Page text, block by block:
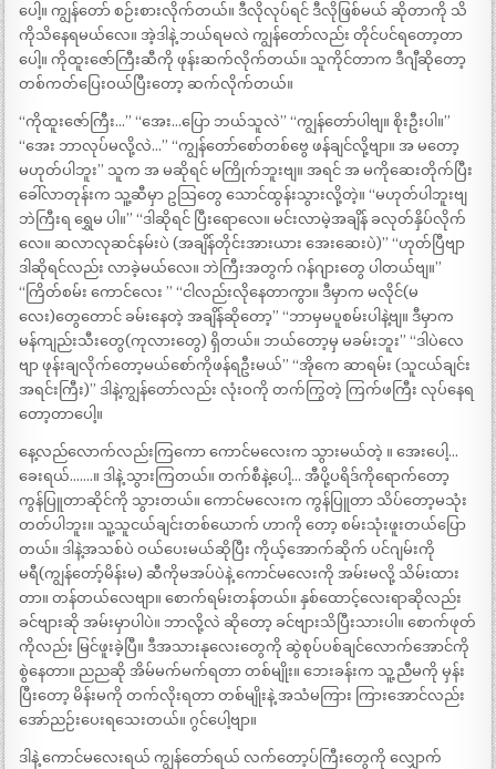
ပေါ့။ ကျွန်တော် စဉ်းစားလိုက်တယ်။ ဒီလိုလုပ်ရင် ဒီလိုဖြစ်မယ် ဆိုတာကို သိ
ကိုသိနေရမယ်လေ။ အဲ့ဒါနဲ့ ဘယ်ရမလဲ ကျွန်တော်လည်း တိုင်ပင်ရတော့တာ
ပေါ့။ ကိုထူးဇော်ကြီးဆီကို ဖုန်းဆက်လိုက်တယ်။ သူကိုင်တာက ဒီဂျီဆိုတော့
တစ်ကတ်ပြေးဝယ်ပြီးတော့ ဆက်လိုက်တယ်။
“ကိုထူးဇော်ကြီး…” “အေး…ပြော ဘယ်သူလဲ” “ကျွန်တော်ပါဗျ။ စိုးဦးပါ။”
“အေး ဘာလုပ်မလို့လဲ…” “ကျွန်တော်စော်တစ်ဗွေ ဖန်ချင်လို့ဗျာ။ အ မတော့
မဟုတ်ပါဘူး” သူက အ မဆိုရင် မကြိုက်ဘူးဗျ။ အရင် အ မကိုဆေးတိုက်ပြီး
ခေါ်လာတုန်းက သူ့ဆီမှာ ဥသြတွေ သောင်ထွန်းသွားလို့တဲ့။ “မဟုတ်ပါဘူးဗျ
ဘဲကြီးရ ရွှေမ ပါ။” “ဒါဆိုရင် ပြီးရောလေ။ မင်းလာမဲ့အချိန် ခလုတ်နှိပ်လိုက်
လေ။ ဆလာလုဆင်နမ်းပဲ (အချိန်တိုင်းအားယား အေးဆေးပဲ)” “ဟုတ်ပြီဗျာ
ဒါဆိုရင်လည်း လာခဲ့မယ်လေ။ ဘဲကြီးအတွက် ဂန်ဂျားတွေ ပါတယ်ဗျ။”
“ကြိတ်စမ်း ကောင်လေး ” “ငါလည်းလိုနေတာကွာ။ ဒီမှာက မလိုင်(မ
လေး)တွေတောင် ခမ်းနေတဲ့ အချိန်ဆိုတော့” “ဘာမှမပူစမ်းပါနဲ့ဗျ။ ဒီမှာက
မန်ကျည်းသီးတွေ(ကုလားတွေ) ရှိတယ်။ ဘယ်တော့မှ မခမ်းဘူး” “ဒါပဲလေ
ဗျာ ဖုန်းချလိုက်တော့မယ်စော်ကိုဖန်ရဦးမယ်” “အိုကေ ဆာရမ်း (သူငယ်ချင်း
အရင်းကြီး)” ဒါနဲ့ကျွန်တော်လည်း လုံးဝကို တက်ကြွတဲ့ ကြက်ဖကြီး လုပ်နေရ
တော့တာပေါ့။
နေ့လည်လောက်လည်းကြကော ကောင်မလေးက သွားမယ်တဲ့ ။ အေးပေါ့…
ခေးရယ်…….။ ဒါနဲ့ သွားကြတယ်။ တက်စီနဲ့ပေါ့… အီပို့ပရိဒ်ကိုရောက်တော့
ကွန်ပြူတာဆိုင်ကို သွားတယ်။ ကောင်မလေးက ကွန်ပြူတာ သိပ်တော့မသုံး
တတ်ပါဘူး။ သူ့သူငယ်ချင်းတစ်ယောက် ဟာကို တော့ စမ်းသုံးဖူးတယ်ပြော
တယ်။ ဒါနဲ့အသစ်ပဲ ဝယ်ပေးမယ်ဆိုပြီး ကိုယ့်အောက်ဆိုက် ပင်ဂျမ်းကို
မရီ(ကျွန်တော့်မိန်းမ) ဆီကိုမအပ်ပဲနဲ့ ကောင်မလေးကို အမ်းမလို့ သိမ်းထား
တာ။ တန်တယ်လေဗျာ။ စောက်ရမ်းတန်တယ်။ နှစ်ထောင့်လေးရာဆိုလည်း
ခင်ဗျားဆို အမ်းမှာပါပဲ။ ဘာလို့လဲ ဆိုတော့ ခင်ဗျားသိပြီးသားပါ။ စောက်ဖုတ်
ကိုလည်း မြင်ဖူးခဲ့ပြီ။ ဒီအသားနုလေးတွေကို ဆွဲစုပ်ပစ်ချင်လောက်အောင်ကို
စွဲနေတာ။ ညညဆို အိမ်မက်မက်ရတာ တစ်မျိုး။ ဘေးခန်းက သူ့ညီမကို မှန်း
ပြီးတော့ မိန်းမကို တက်လိုးရတာ တစ်မျိုးနဲ့ အသံမကြား ကြားအောင်လည်း
အော်ညဉ်းပေးရသေးတယ်။ ဂွင်ပေါ့ဗျာ။
ဒါနဲ့ ကောင်မလေးရယ် ကျွန်တော်ရယ် လက်တော့ပ်ကြီးတွေကို လျှောက်